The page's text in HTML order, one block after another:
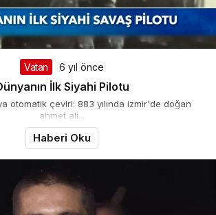
Vatan 6 yıl önce
İlk Siyahi Pilotu
otomatik çeviri: 883 yılında izmir'de doğan
ahmet ali...
Haberi Oku